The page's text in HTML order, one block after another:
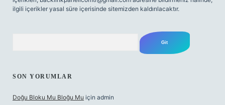
ilgili içerikler yasal süre içerisinde sitemizden kaldırılacaktır.
SON YORUMLAR
Doğu Bloku Mu Bloğu Mu için admin